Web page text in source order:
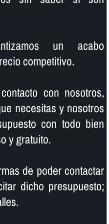
un acabo
competitivo.
con nosotros,
necesitas y nosotros
con todo bien
y gratuito.
de poder contactar
dicho presupuesto;